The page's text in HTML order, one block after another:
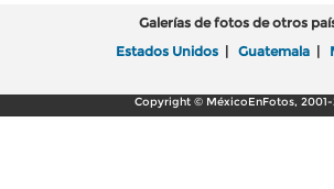
Galerías de fotos de otros
Estados Unidos | Guatemala |
Copyright © MéxicoEnFotos, 2001-